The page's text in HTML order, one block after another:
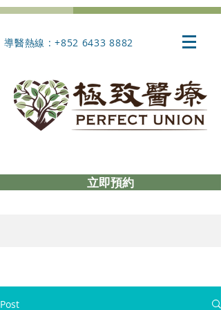
導醫熱線 : +852 6433 8882
立即預約
Post